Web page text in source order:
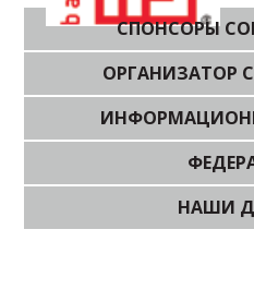
СПОНСОРЫ
ОРГАНИЗАТОР
НАШИ